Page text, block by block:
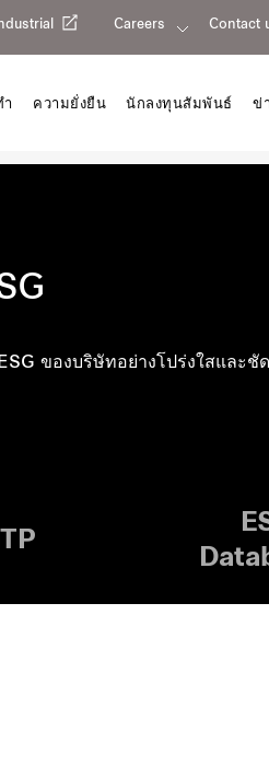
Careers Contact
ำ ความยั่งยืน นักลงทุนสัมพันธ์ ข่
ของบริษัทอย่างโปร่งใสและชั